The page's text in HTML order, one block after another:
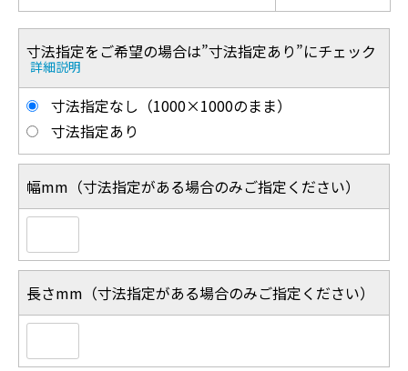
寸法指定をご希望の場合は”寸法指定あり”にチェック
詳細説明
寸法指定なし（1000×1000のまま）
寸法指定あり
幅mm（寸法指定がある場合のみご指定ください）
長さmm（寸法指定がある場合のみご指定ください）